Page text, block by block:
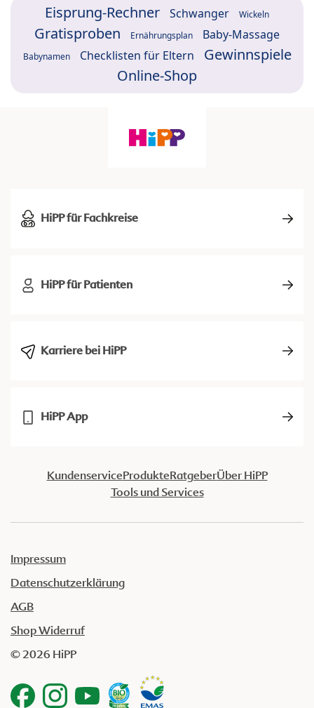
Eisprung-Rechner Schwanger Wickeln
Gratisproben Ernährungsplan Baby-Massage
Babynamen Checklisten für Eltern
Gewinnspiele
Online-Shop
HiPP für Fachkreise
HiPP für Patienten
Karriere bei HiPP
HiPP App
KundenserviceProdukteRatgeberÜber HiPP
Tools und Services
Impressum
Datenschutzerklärung
AGB
Shop Widerruf
© 2026 HiPP